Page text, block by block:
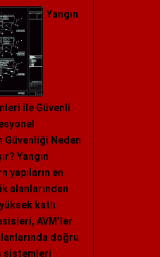
Yangın
ile Güvenli
Güvenliği Neden
Yangın
yapıların en
alanlarından
katlı
AVM’ler
doğru
sistemleri